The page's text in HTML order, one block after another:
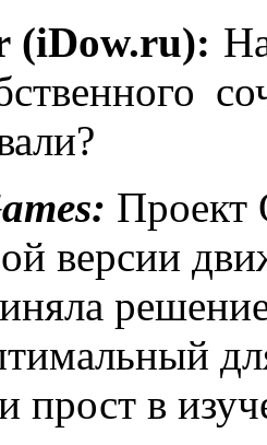
(iDow.ru):
Проект
версии
прост в